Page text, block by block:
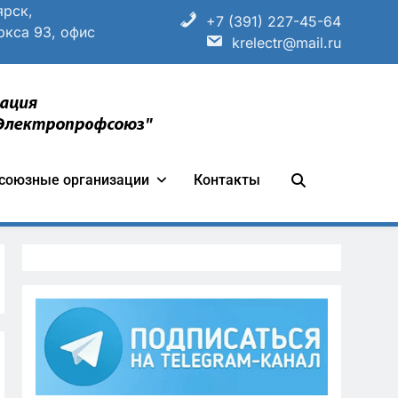
93, офис
+7 (391) 227-45-64
krelectr@mail.ru
«Всероссийский
организации Контакты